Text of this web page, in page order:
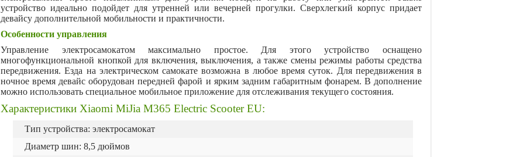
устройство идеально подойдет для утренней или вечерней прогулки. Сверхлегкий корпус придает
девайсу дополнительной мобильности и практичности.
Особенности управления
Управление электросамокатом максимально простое. Для этого устройство оснащено
многофункциональной кнопкой для включения, выключения, а также смены режимы работы средства
передвижения. Езда на электрическом самокате возможна в любое время суток. Для передвижения в
ночное время девайс оборудован передней фарой и ярким задним габаритным фонарем. В дополнение
можно использовать специальное мобильное приложение для отслеживания текущего состояния.
Характеристики Xiaomi MiJia M365 Electric Scooter EU:
Тип устройства: электросамокат
Диаметр шин: 8,5 дюймов